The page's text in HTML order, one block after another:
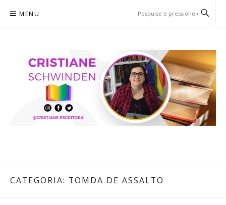
para
MENU
CATEGORIA: TOMDA DE ASSALTO